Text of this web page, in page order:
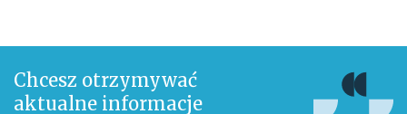
zrozumieć zachowanie swoich rodziców. Ten sposób prowadzenia
narracji pomaga maluszkowi utożsamić się z bohaterem.